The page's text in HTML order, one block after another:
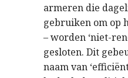
armeren die
gebruiken om op
– worden ‘niet-
gesloten. Dit
naam van